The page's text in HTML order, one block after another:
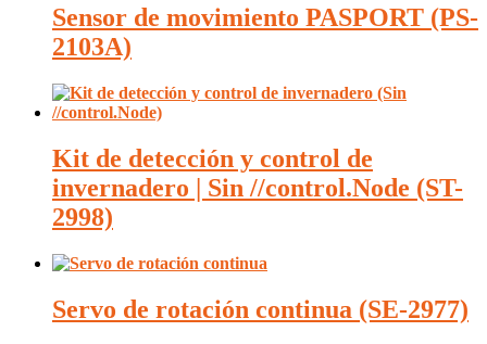
Sensor de movimiento PASPORT (PS-
2103A)
Kit de detección y control de
invernadero | Sin //control.Node (ST-
2998)
Servo de rotación continua (SE-2977)